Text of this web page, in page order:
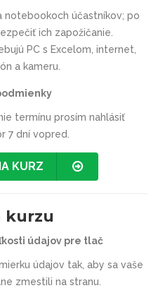
notebookoch účastníkov; po
ich zapožičanie
PC s Excelom, internet,
a kameru.
termínu prosím nahlásiť
7 dní vopred.
KURZ
kurzu
údajov pre tlač
údajov tak, aby sa vaše
zmestili na stranu.